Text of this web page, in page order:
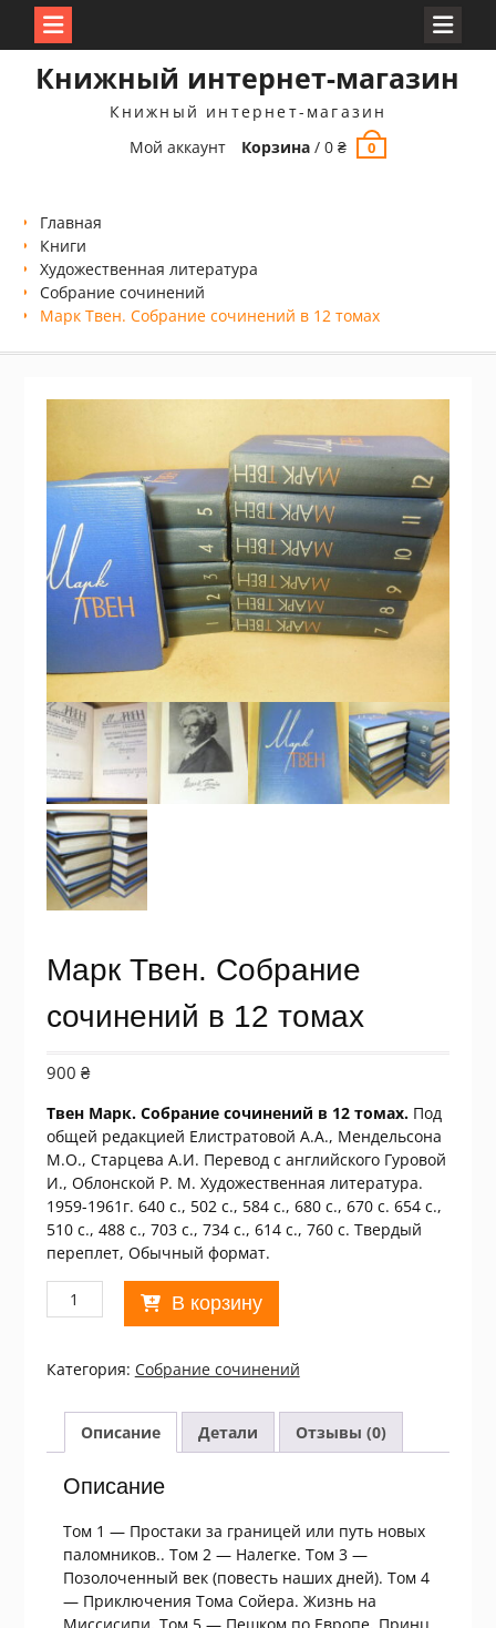
Книжный интернет-магазин
Книжный интернет-магазин
Мой аккаунт
Корзина /0₴ 0
Главная
Книги
Xудожественная литература
Собрание сочинений
Марк Твен. Собрание сочинений в 12 томах
Марк Твен. Собрание
сочинений в 12 томах
900 ₴
Твен Марк. Собрание сочинений в 12 томах. Под
общей редакцией Елистратовой А.А., Мендельсона
М.О., Старцева А.И. Перевод с английского Гуровой
И., Облонской Р. М. Художественная литература.
1959-1961г. 640 с., 502 с., 584 с., 680 с., 670 с. 654 с.,
510 с., 488 с., 703 с., 734 с., 614 с., 760 с. Твердый
переплет, Обычный формат.
Количество
товара
Твен.
Собрание
сочинений
12
томах
В корзину
Категория: Собрание сочинений
Описание Детали Отзывы (0)
Описание
Том 1 — Простаки за границей или путь новых
паломников.. Том 2 — Налегке. Том 3 —
Позолоченный век (повесть наших дней). Том 4
— Приключения Тома Сойера. Жизнь на
Миссисипи. Том 5 — Пешком по Европе. Принц